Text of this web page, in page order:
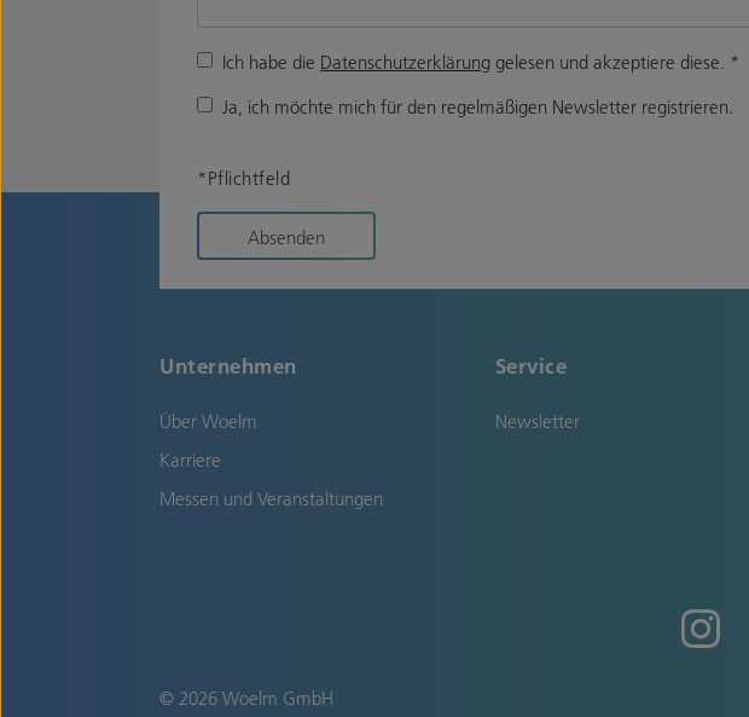
Ich habe die Datenschutzerklärung gelesen und akzeptiere diese. *
Ja, ich möchte mich für den regelmäßigen Newsletter registrieren.
*Pflichtfeld
Absenden
Unternehmen
Über Woelm
Karriere
Messen und Veranstaltungen
Service
Newsletter
© 2026 Woelm GmbH